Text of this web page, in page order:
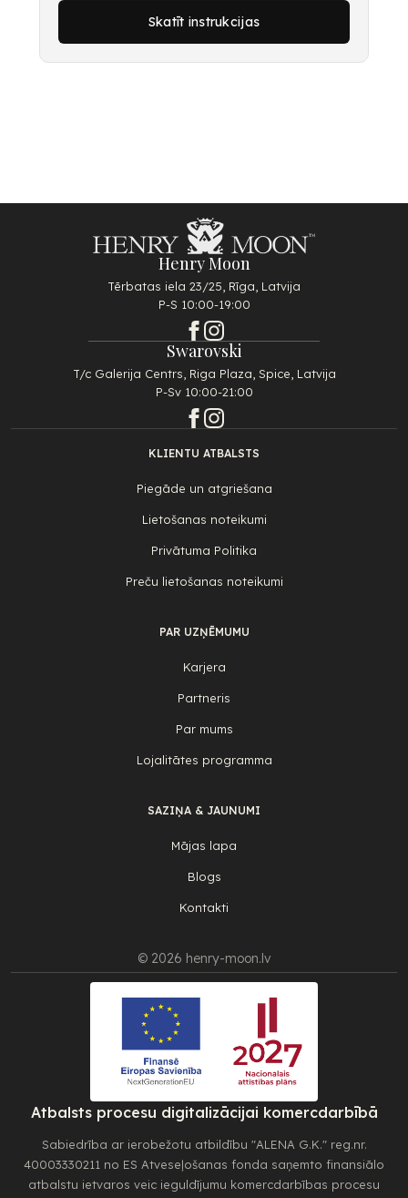
Skatīt instrukcijas
Henry Moon
Tērbatas iela 23/25, Rīga, Latvija
P-S 10:00-19:00
Swarovski
T/c Galerija Centrs, Riga Plaza, Spice, Latvija
P-Sv 10:00-21:00
KLIENTU ATBALSTS
Piegāde un atgriešana
Lietošanas noteikumi
Privātuma Politika
Preču lietošanas noteikumi
PAR UZŅĒMUMU
Karjera
Partneris
Par mums
Lojalitātes programma
SAZIŅA & JAUNUMI
Mājas lapa
Blogs
Kontakti
© 2026 henry-moon.lv
Atbalsts procesu digitalizācijai komercdarbībā
Sabiedrība ar ierobežotu atbildību "ALENA G.K." reg.nr.
40003330211 no ES Atveseļošanas fonda saņemto finansiālo
atbalstu ietvaros veic ieguldījumu komercdarbības procesu